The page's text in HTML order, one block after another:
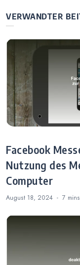
Samsung-
VERWANDTER
Facebook
Nutzung des
Computer
August 18, 2024 7 mins